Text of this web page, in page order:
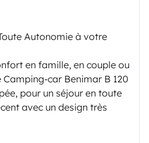
Autonomie à votre
en famille, en couple ou
car Benimar B 120
pour un séjour en toute
avec un design très